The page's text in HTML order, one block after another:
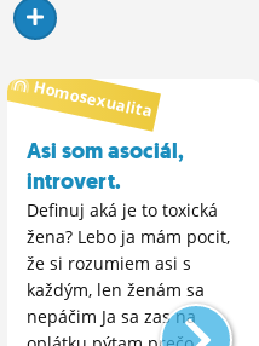
Homosexualita
Asi som asociál,
introvert.
Definuj aká je to toxická
žena? Lebo ja mám pocit,
že si rozumiem asi s
každým, len ženám sa
nepáčim Ja sa zas na